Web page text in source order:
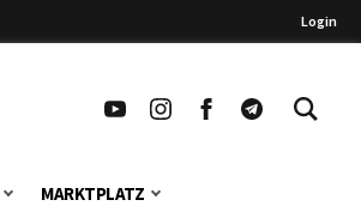
Login
MARKTPLATZ